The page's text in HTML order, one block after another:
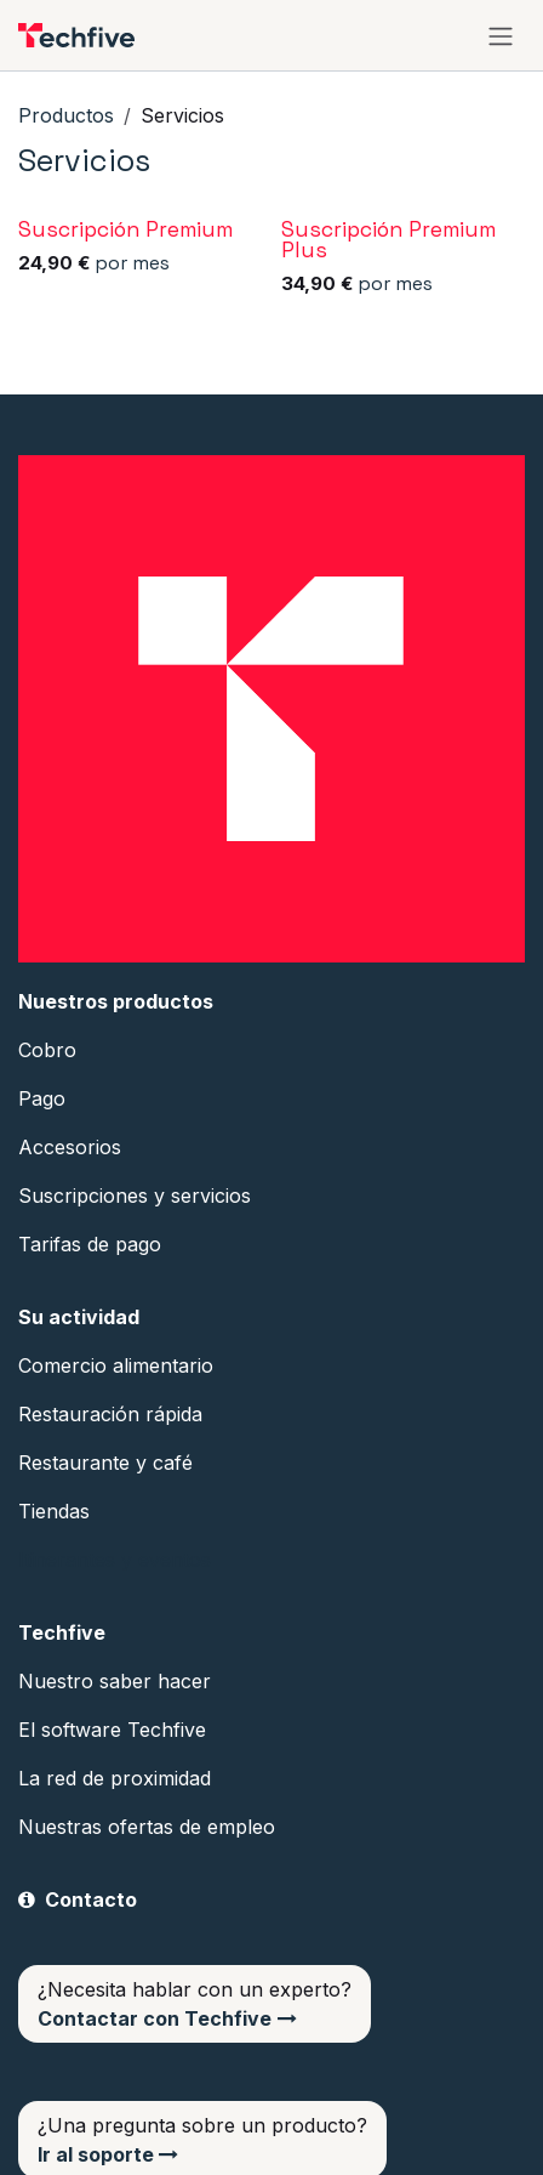
Productos Servicios
Servicios
Suscripción Premium
24,90 € por mes
Suscripción Premium
Plus
34,90 € por mes
Nuestros productos
Cobro
Pago
Accesorios
Suscripciones y servicios
Tarifas de pago
Su actividad
Comercio alimentario
Restauración rápida
Restaurante y café
Tiendas
Techfive
Nuestro saber hacer
El software Techfive
La red de proximidad
Nuestras ofertas de empleo
Contacto
¿Necesita hablar con un experto?
Contactar con Techfive
¿Una pregunta sobre un producto?
Ir al soporte